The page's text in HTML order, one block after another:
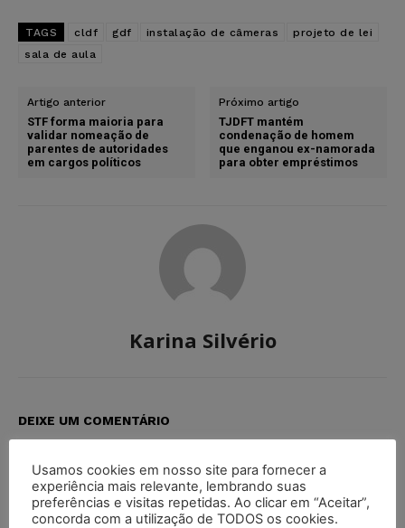
TAGS cldf gdf instalação de câmeras
projeto de lei
sala de aula
Artigo anterior
STF forma maioria para
validar nomeação de
parentes de autoridades
em cargos políticos
Próximo artigo
TJDFT mantém
condenação de homem
que enganou ex-namorada
para obter empréstimos
Karina Silvério
DEIXE UM COMENTÁRIO
Default Comments (0) Facebook Comments Disqus Comments
Usamos cookies em nosso site para fornecer a
experiência mais relevante, lembrando suas
preferências e visitas repetidas. Ao clicar em “Aceitar”,
concorda com a utilização de TODOS os cookies.